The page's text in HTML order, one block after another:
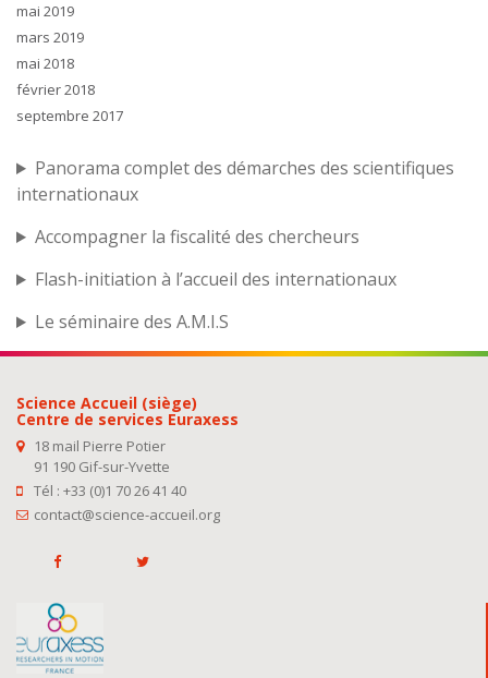
mai 2019
mars 2019
mai 2018
février 2018
septembre 2017
Panorama complet des démarches des scientifiques
internationaux
Accompagner la fiscalité des chercheurs
Flash-initiation à l’accueil des internationaux
Le séminaire des A.M.I.S
Science Accueil (siège)
Centre de services Euraxess
18 mail Pierre Potier
91 190 Gif-sur-Yvette
Tél : +33 (0)1 70 26 41 40
contact@science-accueil.org